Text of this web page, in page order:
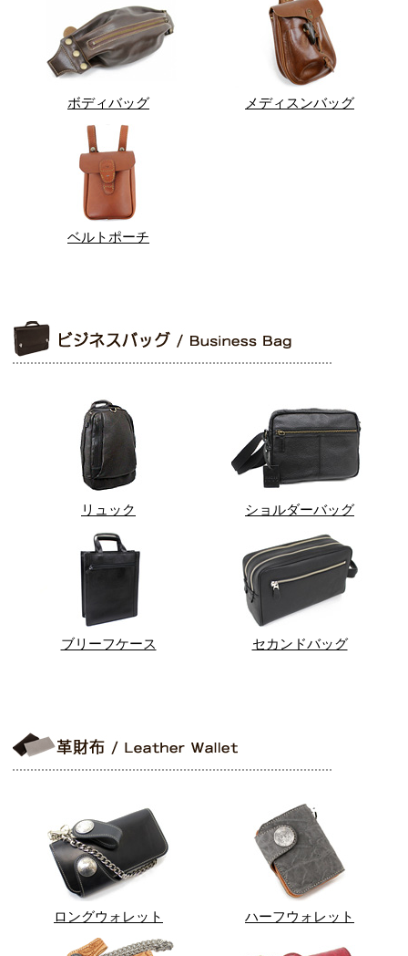
ボディバッグ メディスンバッグ
ベルトポーチ
リュック ショルダーバッグ
ブリーフケース セカンドバッグ
ロングウォレット ハーフウォレット